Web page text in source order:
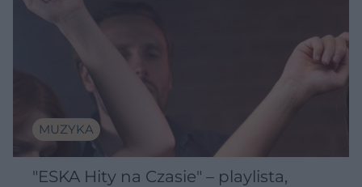
MUZYKA
"ESKA Hity na Czasie" – playlista,